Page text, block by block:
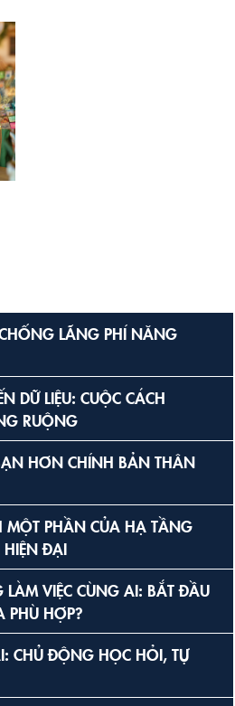
LÃNG PHÍ NĂNG
DỮ LIỆU: CUỘC CÁCH
RUỘNG
HƠN CHÍNH BẢN THÂN
PHẦN CỦA HẠ TẦNG
ĐẠI
VIỆC CÙNG AI: BẮT ĐẦU
PHÙ HỢP?
CHỦ ĐỘNG HỌC HỎI, TỰ